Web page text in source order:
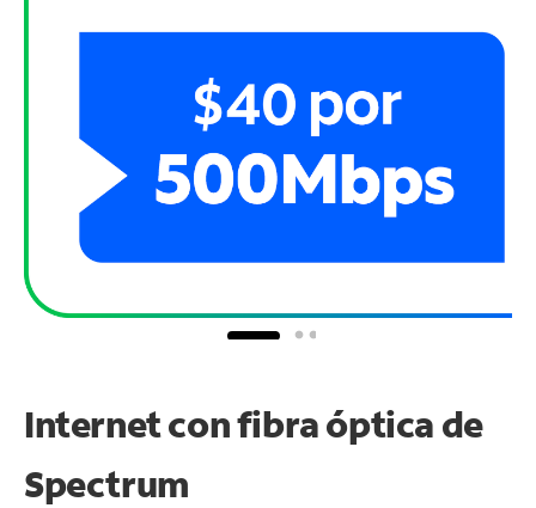
Internet con fibra óptica de
Spectrum